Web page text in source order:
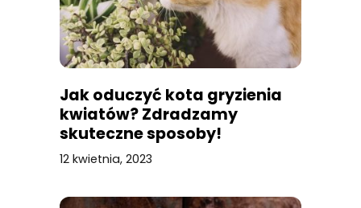
Jak oduczyć kota gryzienia
kwiatów? Zdradzamy
skuteczne sposoby!
12 kwietnia, 2023